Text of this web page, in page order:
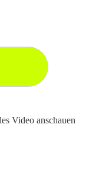
Video anschauen